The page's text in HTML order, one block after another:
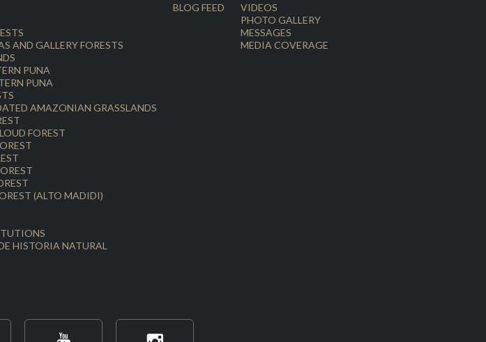
AND GALLERY FORESTS
PUNA
PUNA
AMAZONIAN GRASSLANDS
FOREST
(ALTO MADIDI)
HISTORIA NATURAL
BLOG FEED
VIDEOS
PHOTO GALLERY
MESSAGES
MEDIA COVERAGE